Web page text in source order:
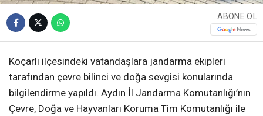
ABONE OL
Koçarlı ilçesindeki vatandaşlara jandarma ekipleri
tarafından çevre bilinci ve doğa sevgisi konularında
bilgilendirme yapıldı. Aydın İl Jandarma Komutanlığı’nın
Çevre, Doğa ve Hayvanları Koruma Tim Komutanlığı ile